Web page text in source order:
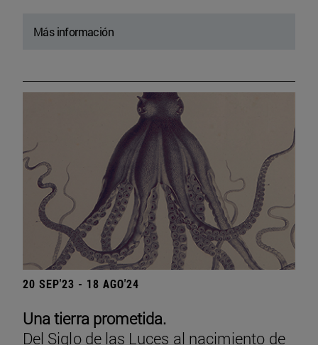
Más información
20 SEP'23 - 18 AGO'24
Una tierra prometida.
Del Siglo de las Luces al nacimiento de